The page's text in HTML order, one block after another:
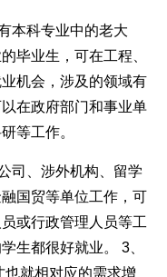
本科专业中的老大
毕业生，可在工程、
机会，涉及的领域有
在政府部门和事业单
等工作。
司、涉外机构、留学
国贸等单位工作，可
或行政管理人员等工
生都很好就业。 3、
就相对应的需求增